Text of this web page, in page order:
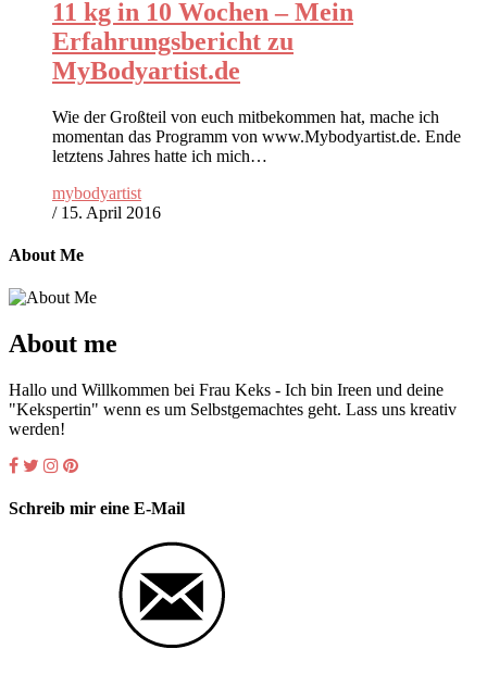
11 kg in 10 Wochen – Mein
Erfahrungsbericht zu
MyBodyartist.de
Wie der Großteil von euch mitbekommen hat, mache ich
momentan das Programm von www.Mybodyartist.de. Ende
letztens Jahres hatte ich mich…
mybodyartist
/15. April 2016
About Me
About me
Hallo und Willkommen bei Frau Keks - Ich bin Ireen und deine
"Kekspertin" wenn es um Selbstgemachtes geht. Lass uns kreativ
werden!
Schreib mir eine E-Mail